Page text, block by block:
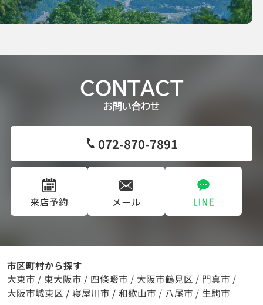
CONTACT
お問い合わせ
072-870-7891
市区町村から探す
大東市 / 東大阪市 / 四條畷市 / 大阪市鶴見区 / 門真市 /
大阪市城東区 / 寝屋川市 / 和歌山市 / 八尾市 / 生駒市